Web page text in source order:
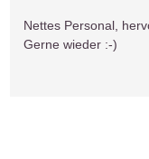
Nettes Personal,
Gerne wieder :-)